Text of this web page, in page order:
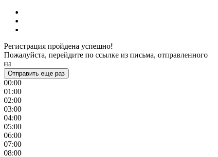
Регистрация пройдена успешно!
Пожалуйста, перейдите по ссылке из письма, отправленного
на
Отправить еще раз
00:00
01:00
02:00
03:00
04:00
05:00
06:00
07:00
08:00